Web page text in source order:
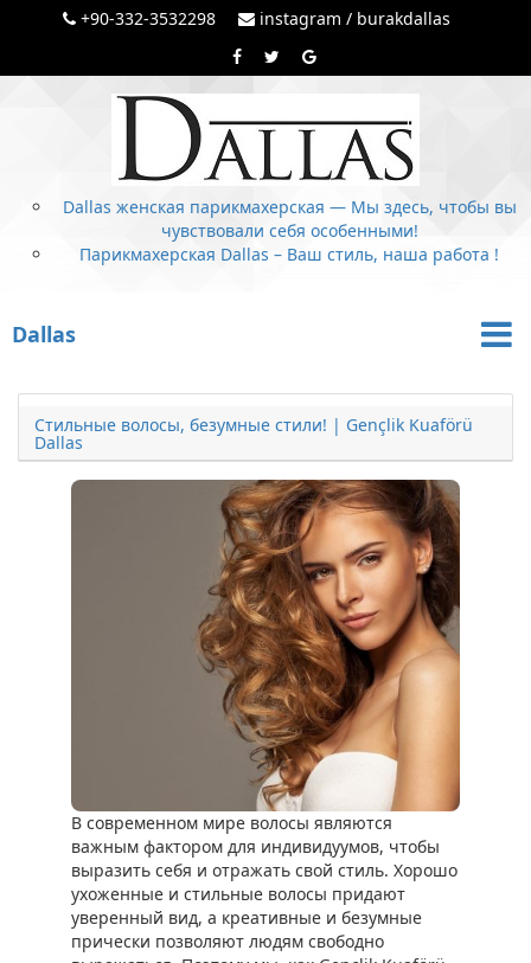
+90-332-3532298 instagram / burakdallas
Dallas женская парикмахерская — Мы здесь, чтобы вы
чувствовали себя особенными!
Парикмахерская Dallas – Ваш стиль, наша работа !
Dallas
Стильные волосы, безумные стили! | Gençlik Kuaförü
Dallas
В современном мире волосы являются
важным фактором для индивидуумов, чтобы
выразить себя и отражать свой стиль. Хорошо
ухоженные и стильные волосы придают
уверенный вид, а креативные и безумные
прически позволяют людям свободно